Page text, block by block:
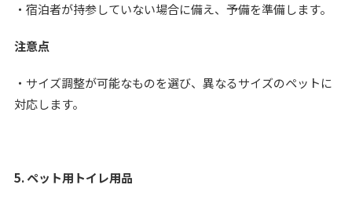
・宿泊者が持参していない場合に備え、予備を準備します。
注意点
・サイズ調整が可能なものを選び、異なるサイズのペットに
対応します。
5. ペット用トイレ用品